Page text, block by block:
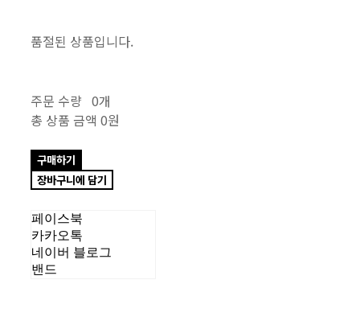
품절된 상품입니다.
주문 수량 0개
총 상품 금액 0원
구매하기
장바구니에 담기
페이스북
카카오톡
네이버 블로그
밴드